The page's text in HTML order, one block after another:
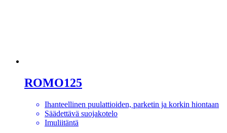
ROMO125
Ihanteellinen puulattioiden, parketin ja korkin hiontaan
Säädettävä suojakotelo
Imuliitäntä